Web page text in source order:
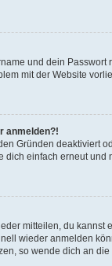
und dein
mit der Website
anmelden?!
Gründen
einfach erneut und
mitteilen, du
wieder anmelden
so wende dich an